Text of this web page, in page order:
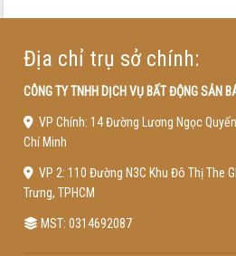
Địa chỉ trụ sở chính:
CÔNG TY TNHH DỊCH VỤ BẤT ĐỘNG SẢN
VP Chính: 14 Đường Lương Ngọc
Chí Minh
VP 2: 110 Đường N3C Khu Đô Thị The
Trưng, TPHCM
MST: 0314692087